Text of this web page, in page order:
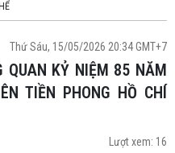
Thứ Sáu, 15/05/2026 20:34 GMT+7
TIỀN PHONG HỒ CHÍ
Lượt xem: 16